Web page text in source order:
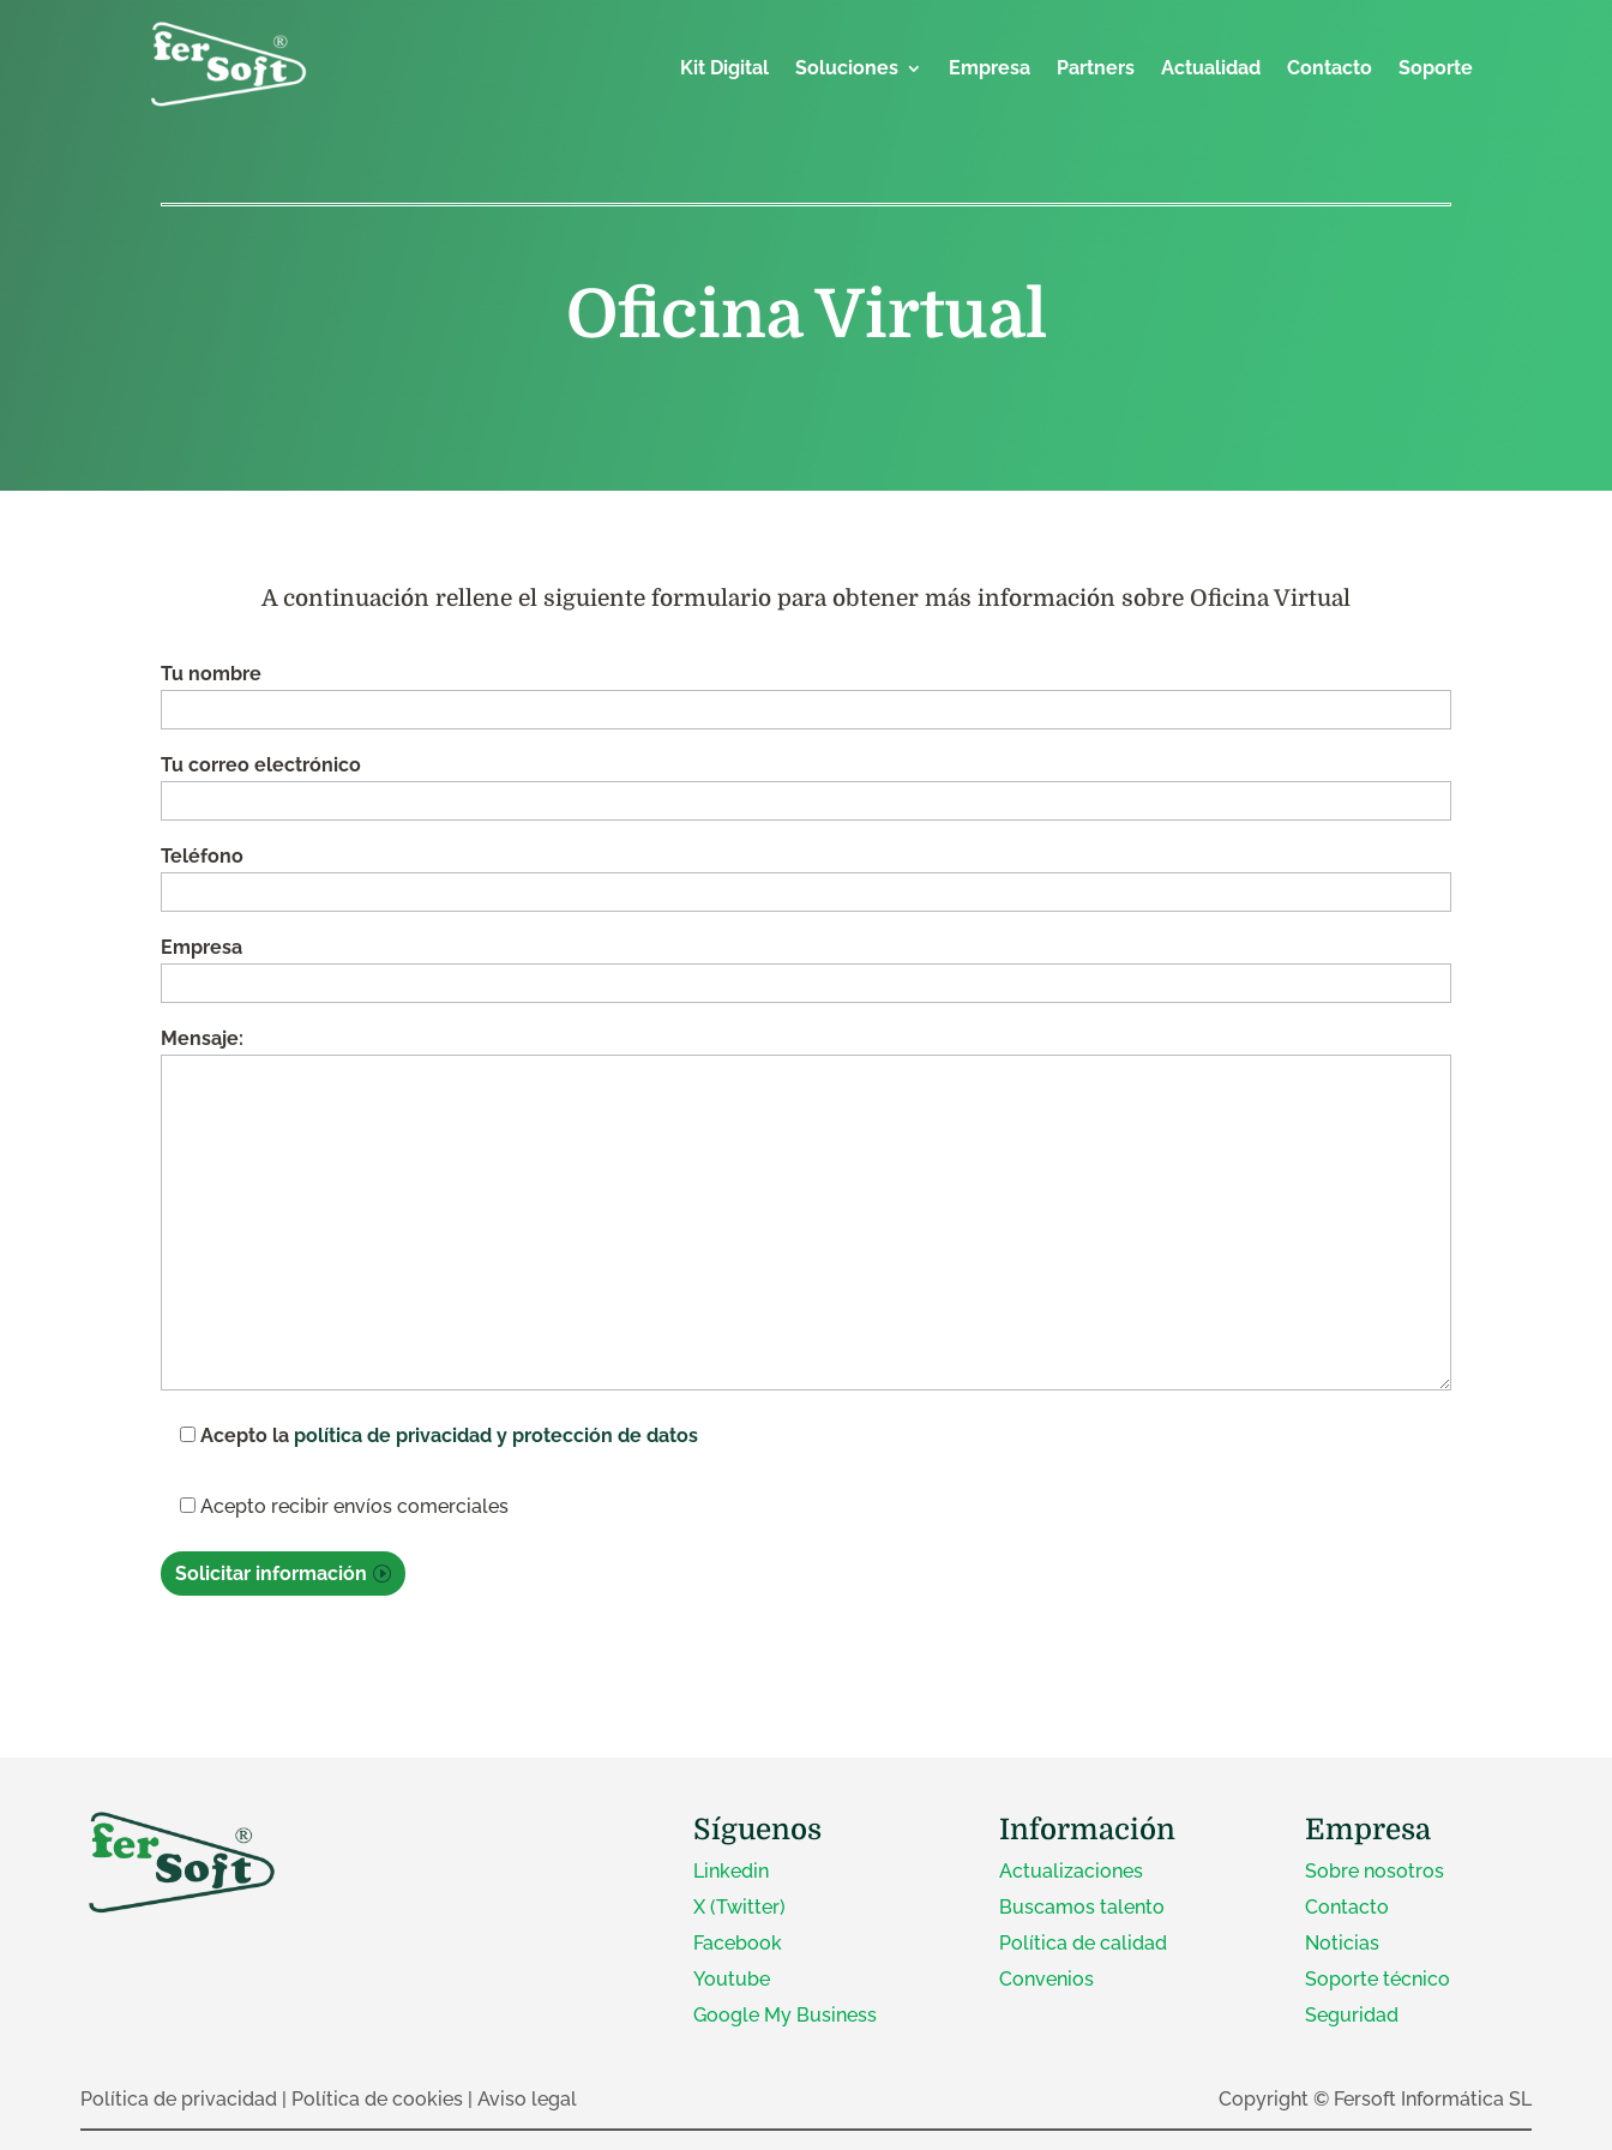
Kit Digital Soluciones Empresa Partners Actualidad Contacto Soporte
Oficina Virtual
A continuación rellene el siguiente formulario para obtener más información sobre Oficina Virtual
Tu nombre
Tu correo electrónico
Teléfono
Empresa
Mensaje:
Acepto la política de privacidad y protección de datos
Acepto recibir envíos comerciales
Solicitar información
Síguenos
Linkedin
X (Twitter)
Facebook
Youtube
Google My Business
Información
Actualizaciones
Buscamos talento
Política de calidad
Convenios
Empresa
Sobre nosotros
Contacto
Noticias
Soporte técnico
Seguridad
Política de privacidad | Política de cookies |Aviso legal Copyright © Fersoft Informática SL